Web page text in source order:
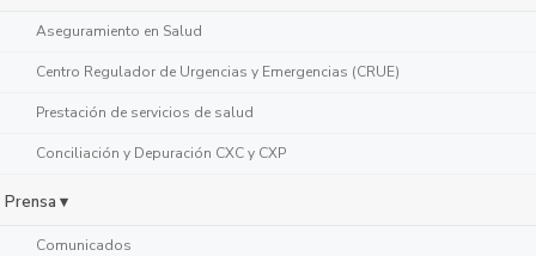
Aseguramiento en Salud
Centro Regulador de Urgencias y Emergencias (CRUE)
Prestación de servicios de salud
Conciliación y Depuración CXC y CXP
Prensa ▾
Comunicados